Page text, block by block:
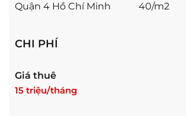
Quận 4 Hồ Chí Minh
40/m2
CHI PHÍ
Giá thuê
15 triệu/tháng